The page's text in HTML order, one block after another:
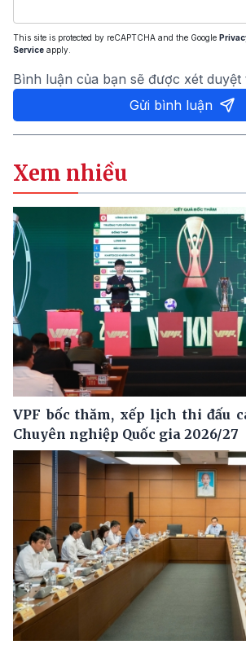
This site is protected by reCAPTCHA and the Google
Service apply.
Bình luận của bạn sẽ được xét
Gửi bình luận
Xem nhiều
VPF bốc thăm, xếp lịch thi đấu
Chuyên nghiệp Quốc gia 2026/27